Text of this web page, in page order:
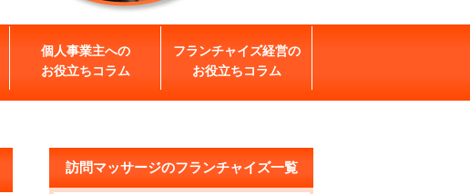
個人事業主への
お役立ちコラム
フランチャイズ経営の
お役立ちコラム
訪問マッサージのフランチャイズ一覧